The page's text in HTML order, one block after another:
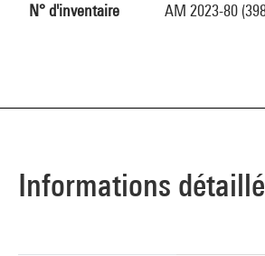
N° d'inventaire AM 2023-80
Informations